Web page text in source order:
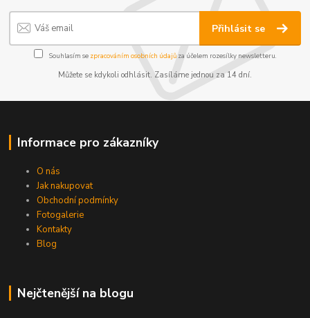
Přihlásit se
Souhlasím se zpracováním osobních údajůza účelem rozesílky newsletteru.
Můžete se kdykoli odhlásit. Zasíláme jednou za 14 dní.
Informace pro zákazníky
O nás
Jak nakupovat
Obchodní podmínky
Fotogalerie
Kontakty
Blog
Nejčtenější na blogu